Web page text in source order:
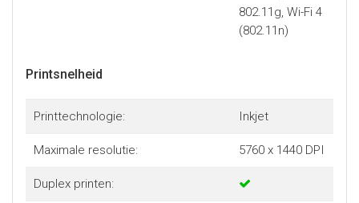
802.11g, Wi-Fi 4
(802.11n)
Printsnelheid
Printtechnologie: Inkjet
Maximale resolutie: 5760 x 1440 DPI
Duplex printen: